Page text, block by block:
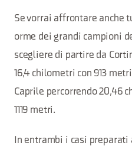
Se vorrai affrontare anche
orme dei grandi campioni
scegliere di partire da
16,4 chilometri con 913
Caprile percorrendo 20,46
1119 metri.
In entrambi i casi